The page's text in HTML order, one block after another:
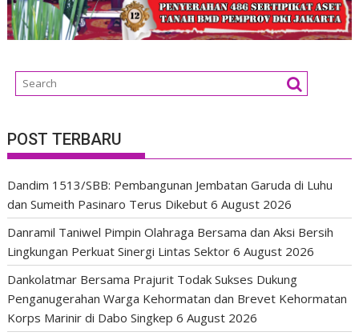
POST TERBARU
Dandim 1513/SBB: Pembangunan Jembatan Garuda di Luhu
dan Sumeith Pasinaro Terus Dikebut 6 August 2026
Danramil Taniwel Pimpin Olahraga Bersama dan Aksi Bersih
Lingkungan Perkuat Sinergi Lintas Sektor 6 August 2026
Dankolatmar Bersama Prajurit Todak Sukses Dukung
Penganugerahan Warga Kehormatan dan Brevet Kehormatan
Korps Marinir di Dabo Singkep 6 August 2026